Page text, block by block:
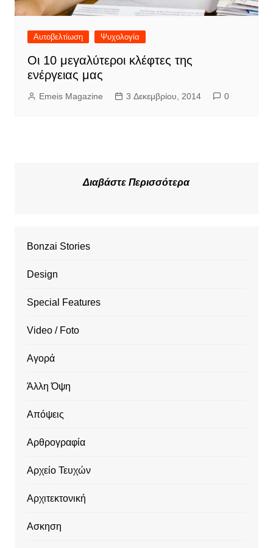
Αυτοβελτίωση Ψυχολογία
Οι 10 μεγαλύτεροι κλέφτες της
ενέργειας μας
Emeis Magazine 3 Δεκεμβρίου, 2014 0
Διαβάστε Περισσότερα
Bonzai Stories
Design
Special Features
Video / Foto
Αγορά
Άλλη Όψη
Απόψεις
Αρθρογραφία
Αρχείο Τευχών
Αρχιτεκτονική
Ασκηση